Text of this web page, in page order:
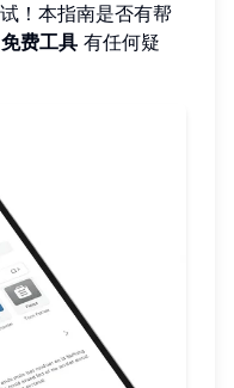
！本指南是否有帮
免费工具 有任何疑